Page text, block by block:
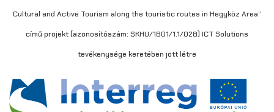
Cultural and Active Tourism along the touristic routes in Hegyköz Area”
című projekt (azonosítószám: SKHU/1801/1.1/028) ICT Solutions
tevékenysége keretében jött létre